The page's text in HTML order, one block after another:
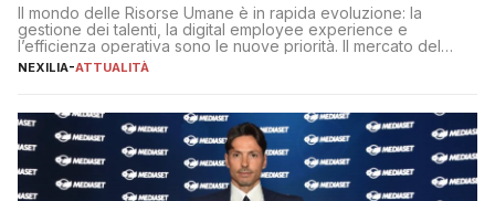
Il mondo delle Risorse Umane è in rapida evoluzione: la
gestione dei talenti, la digital employee experience e
l’efficienza operativa sono le nuove priorità. Il mercato del
lavoro, d’altra parte, è sempre più competitivo con una lotta
NEXILIA-ATTUALITÀ